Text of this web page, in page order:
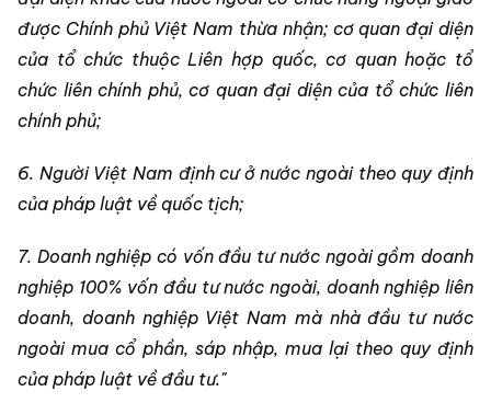
được Chính phủ Việt Nam thừa nhận; cơ quan đại diện
của tổ chức thuộc Liên hợp quốc, cơ quan hoặc tổ
chức liên chính phủ, cơ quan đại diện của tổ chức liên
chính phủ;
6. Người Việt Nam định cư ở nước ngoài theo quy định
của pháp luật về quốc tịch;
7. Doanh nghiệp có vốn đầu tư nước ngoài gồm doanh
nghiệp 100% vốn đầu tư nước ngoài, doanh nghiệp liên
doanh, doanh nghiệp Việt Nam mà nhà đầu tư nước
ngoài mua cổ phần, sáp nhập, mua lại theo quy định
của pháp luật về đầu tư."